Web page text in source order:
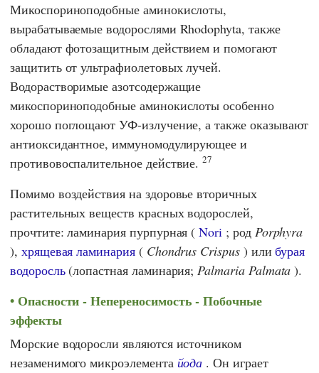
Микоспориноподобные аминокислоты,
вырабатываемые водорослями Rhodophyta, также
обладают фотозащитным действием и помогают
защитить от ультрафиолетовых лучей.
Водорастворимые азотсодержащие
микоспориноподобные аминокислоты особенно
хорошо поглощают УФ-излучение, а также оказывают
антиоксидантное, иммуномодулирующее и
противовоспалительное действие.27
Помимо воздействия на здоровье вторичных
растительных веществ красных водорослей,
прочтите: ламинария пурпурная (Nori ; род Porphyra
), хрящевая ламинария( Chondrus Crispus) илибурая
водоросль(лопастная ламинария;Palmaria Palmata ).
Опасности - Непереносимость - Побочные
эффекты
Морские водоросли являются источником
незаменимого микроэлемента йода . Он играет